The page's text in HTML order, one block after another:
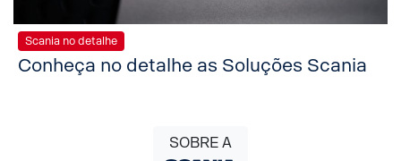
Scania no detalhe
Conheça no detalhe as Soluções Scania
SOBRE A